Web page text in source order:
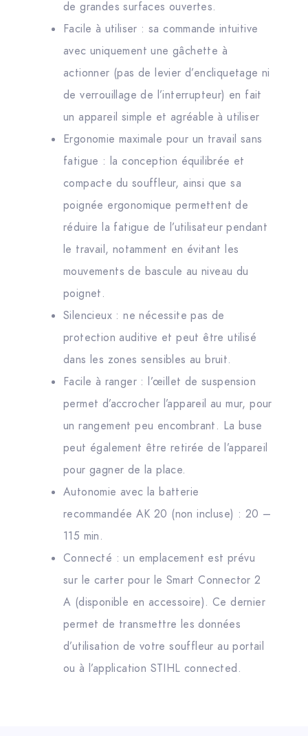
de grandes surfaces ouvertes.
Facile à utiliser : sa commande intuitive
avec uniquement une gâchette à
actionner (pas de levier d’encliquetage ni
de verrouillage de l’interrupteur) en fait
un appareil simple et agréable à utiliser
Ergonomie maximale pour un travail sans
fatigue : la conception équilibrée et
compacte du souffleur, ainsi que sa
poignée ergonomique permettent de
réduire la fatigue de l’utilisateur pendant
le travail, notamment en évitant les
mouvements de bascule au niveau du
poignet.
Silencieux : ne nécessite pas de
protection auditive et peut être utilisé
dans les zones sensibles au bruit.
Facile à ranger : l’œillet de suspension
permet d’accrocher l’appareil au mur, pour
un rangement peu encombrant. La buse
peut également être retirée de l’appareil
pour gagner de la place.
Autonomie avec la batterie
recommandée AK 20 (non incluse) : 20 –
115 min.
Connecté : un emplacement est prévu
sur le carter pour le Smart Connector 2
A (disponible en accessoire). Ce dernier
permet de transmettre les données
d’utilisation de votre souffleur au portail
ou à l’application STIHL connected.